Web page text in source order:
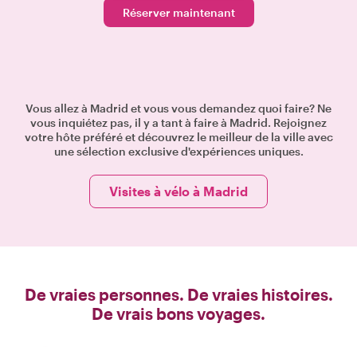
Réserver maintenant
Vous allez à Madrid et vous vous demandez quoi faire? Ne
vous inquiétez pas, il y a tant à faire à Madrid. Rejoignez
votre hôte préféré et découvrez le meilleur de la ville avec
une sélection exclusive d'expériences uniques.
Visites à vélo à Madrid
De vraies personnes. De vraies histoires.
De vrais bons voyages.